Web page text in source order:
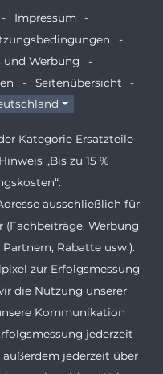
Impressum
und Werbung
Seitenübersicht
Kategorie Ersatzteile
„Bis zu 15 %
ausschließlich für
(Fachbeiträge, Werbung
Rabatte usw.).
zur Erfolgsmessung
die Nutzung unserer
Kommunikation
jederzeit
jederzeit über